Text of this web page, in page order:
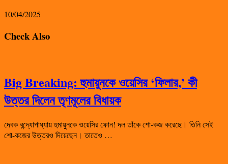
10/04/2025
Check Also
Big Breaking: হুমায়ুনকে ওয়েসির ‘ফিলার,’ কী
উত্তর দিলেন তৃণমূলের বিধায়ক
দেবক বন্দ্যোপাধ্যায় হুমায়ুনকে ওয়েসির ফোন! দল তাঁকে শো-কজ করেছে। তিনি সেই
শো-কজের উত্তরও দিয়েছেন। তাতেও …